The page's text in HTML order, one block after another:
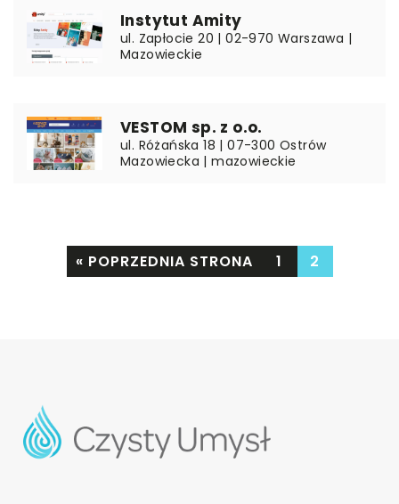
Instytut Amity
ul. Zapłocie 20 | 02-970 Warszawa |
Mazowieckie
VESTOM sp. z o.o.
ul. Różańska 18 | 07-300 Ostrów
Mazowiecka | mazowieckie
« POPRZEDNIA STRONA 1 2